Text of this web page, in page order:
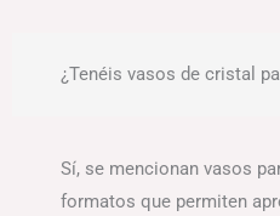
¿Tenéis vasos de cristal
Sí, se mencionan vasos
formatos que permiten